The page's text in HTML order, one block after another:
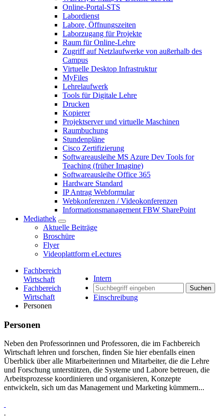
Online-Portal-STS
Labordienst
Labore, Öffnungszeiten
Laborzugang für Projekte
Raum für Online-Lehre
Zugriff auf Netzlaufwerke von außerhalb des
Campus
Virtuelle Desktop Infrastruktur
MyFiles
Lehrelaufwerk
Tools für Digitale Lehre
Drucken
Kopierer
Projektserver und virtuelle Maschinen
Raumbuchung
Stundenpläne
Cisco Zertifizierung
Softwareausleihe MS Azure Dev Tools for
Teaching (früher Imagine)
Softwareausleihe Office 365
Hardware Standard
IP Antrag Webformular
Webkonferenzen / Videokonferenzen
Informationsmanagement FBW SharePoint
Mediathek
Aktuelle Beiträge
Broschüre
Flyer
Videoplattform eLectures
Intern
Suchen
Einschreibung
Fachbereich
Wirtschaft
Fachbereich
Wirtschaft
Personen
Personen
Neben den Professorinnen und Professoren, die im Fachbereich
Wirtschaft lehren und forschen, finden Sie hier ebenfalls einen
Überblick über alle Mitarbeiterinnen und Mitarbeiter, die die Lehre
und Forschung unterstützen, die Systeme und Labore betreuen, die
Arbeitsprozesse koordinieren und organisieren, Konzepte
entwickeln, sich um das Management und Marketing kümmern...
.